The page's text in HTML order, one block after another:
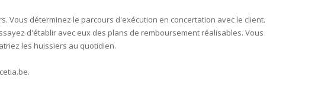
Vous déterminez le parcours d'exécution en concertation avec le client.
d'établir avec eux des plans de remboursement réalisables. Vous
les huissiers au quotidien.